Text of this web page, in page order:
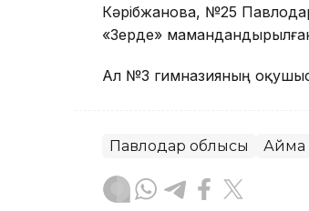
Кәрібжанова, №25
«Зерде»
Ал №3 гимназияның
Павлодар облысы Аймақ